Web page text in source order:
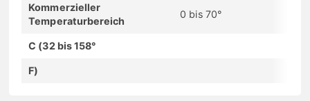
Kommerzieller
Temperaturbereich
0 bis 70°
C (32 bis 158°
F)